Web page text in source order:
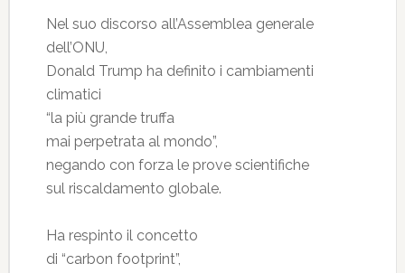
Nel suo discorso all’Assemblea generale
dell’ONU,
Donald Trump ha definito i cambiamenti
climatici
“la più grande truffa
mai perpetrata al mondo”,
negando con forza le prove scientifiche
sul riscaldamento globale.
Ha respinto il concetto
di “carbon footprint”,